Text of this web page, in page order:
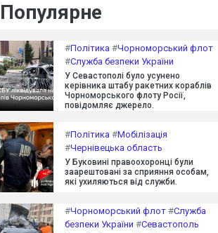
Популярне
#Політика #Чорноморський флот
#Служба безпеки України
У Севастополі було усунено
керівника штабу ракетних кораблів
Чорноморського флоту Росії,
повідомляє джерело.
#Політика #Мобілізація
#Чернівецька область
У Буковині правоохоронці були
заарештовані за сприяння особам,
які ухиляються від служби.
#Чорноморський флот #Служба
безпеки України #Севастополь